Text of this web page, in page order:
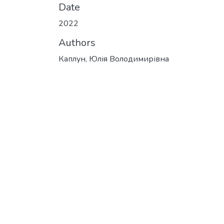
Date
2022
Authors
Каплун, Юлія Володимирівна